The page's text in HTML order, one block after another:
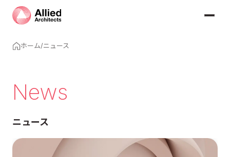
ホーム/ニュース
News
ニュース